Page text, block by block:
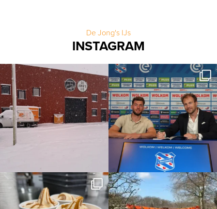
De Jong's IJs
INSTAGRAM